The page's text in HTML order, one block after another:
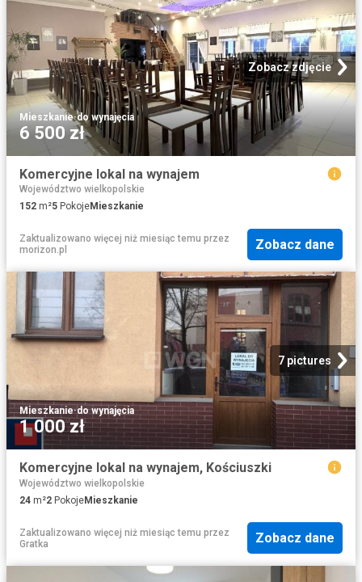
Zobacz zdjęcie
Mieszkanie·do wynajęcia
6 500 zł
Komercyjne lokal na wynajem
Województwo wielkopolskie
152 m²5 PokojeMieszkanie
Zaktualizowano więcej niż miesiąc temu przez
morizon.pl
Zobacz dane
7 pictures
Mieszkanie·do wynajęcia
1 000 zł
Komercyjne lokal na wynajem, Kościuszki
Województwo wielkopolskie
24 m²2 PokojeMieszkanie
Zaktualizowano więcej niż miesiąc temu przez
Gratka
Zobacz dane